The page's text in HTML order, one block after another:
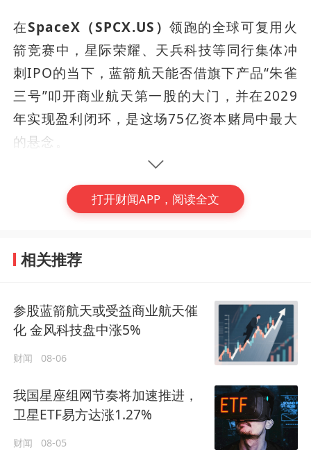
在SpaceX（SPCX.US）领跑的全球可复用火
箭竞赛中，星际荣耀、天兵科技等同行集体冲
刺IPO的当下，蓝箭航天能否借旗下产品“朱雀
三号”叩开商业航天第一股的大门，并在2029
年实现盈利闭环，是这场75亿资本赌局中最大
的悬念。
上交所更新财务资料的同一天，蓝箭航天朱雀
创新试验区顺利完成静态点火试验。
(编辑：隋岳轩)
#蓝箭航天 可回收火箭
作者 撒元明
发文224篇
深耕汽车产业，关注出行生态，聚焦深度调研与资本运
打开财闻APP，阅读全文
相关推荐
参股蓝箭航天或受益商业航天催
化 金风科技盘中涨5%
财闻 08-06
我国星座组网节奏将加速推进，
卫星ETF易方达涨1.27%
财闻 08-05